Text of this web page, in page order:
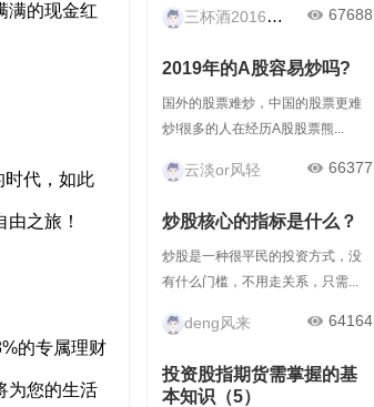
满的现金红
时代，如此
之旅！
的专属理财
为您的生活
三杯酒2016121212 67688
2019年的A股容易炒吗?
国外的股票难炒，中国的股票更难
炒!很多的人在经历A股股票熊...
云淡or风轻 66377
炒股核心的指标是什么？
炒股是一种很平民的投资方式，没
有什么门槛，不用走关系，只需...
deng风来 64164
投资股指期货需掌握的基
本知识（5）